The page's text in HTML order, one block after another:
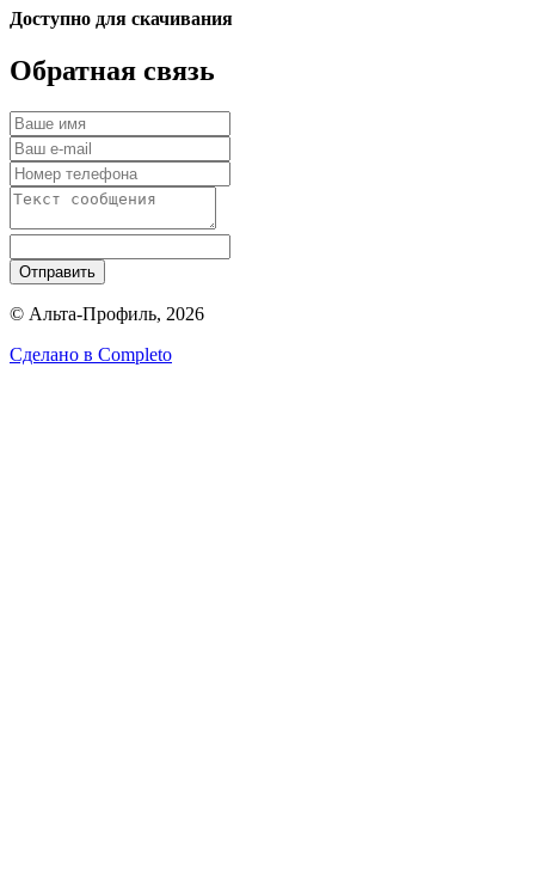
Доступно для скачивания
Обратная связь
Отправить
© Альта-Профиль, 2026
Сделано в Completo